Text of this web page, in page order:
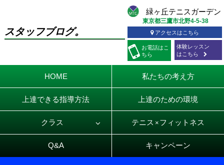
スタッフブログ。
お電話はこ
ちら
東京都三鷹市北野4-5-38
アクセスはこちら
体験レッスン
はこちら
HOME 私たちの考え方
上達できる指導方法 上達のための環境
クラス テニス × フィットネス
Q&A キャンペーン